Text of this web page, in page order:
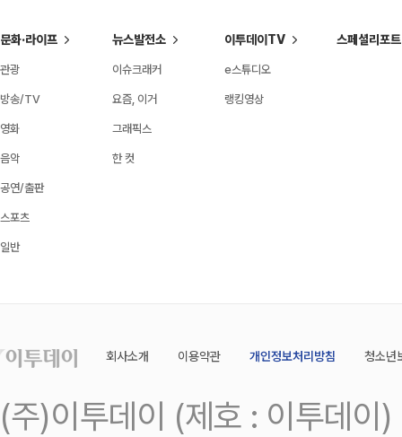
문화·라이프
관광
방송/TV
영화
음악
공연/출판
스포츠
일반
뉴스발전소
이슈크래커
요즘, 이거
그래픽스
한 컷
이투데이TV
e스튜디오
랭킹영상
스페셜리포트
회사소개 이용약관 개인정보처리방침 청소년
(주)이투데이 (제호 : 이투데